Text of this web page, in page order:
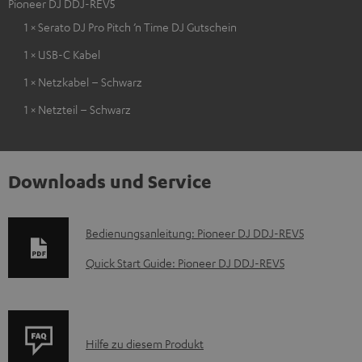
Pioneer DJ DDJ-REV5
1 × Serato DJ Pro Pitch ’n Time DJ Gutschein
1 × USB-C Kabel
1 × Netzkabel – Schwarz
1 × Netzteil – Schwarz
Downloads und Service
D
o
e
Bedienungsanleitung: Pioneer DJ DDJ-REV5
Quick Start Guide: Pioneer DJ DDJ-REV5
P
Hilfe zu diesem Produkt